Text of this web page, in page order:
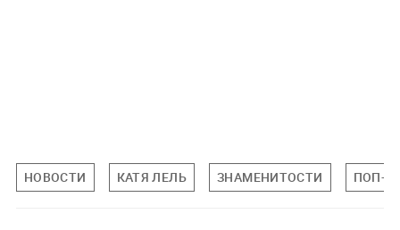
НОВОСТИ КАТЯ ЛЕЛЬ ЗНАМЕНИТОСТИ ПОП-